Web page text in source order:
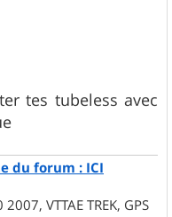
tes tubeless avec
du forum : ICI
VTTAE TREK, GPS